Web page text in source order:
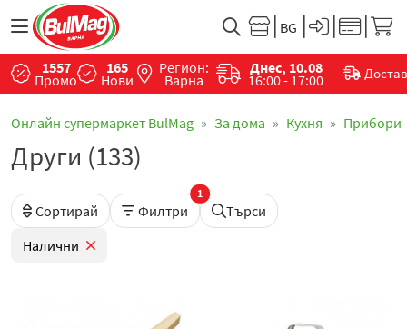
1557
Промо
165
Нови
Регион:
Варна
Днес, 10.08
16:00 - 17:00
Онлайн супермаркет BulMag За дома Кухня Прибори
Други (133)
Сортирай Филтри
1
Търси
Налични